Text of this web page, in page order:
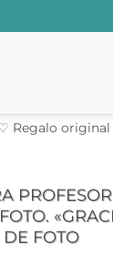
Regalo original
DE FOTO